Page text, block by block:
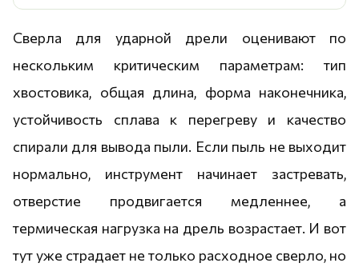
Сверла для ударной дрели оценивают по
нескольким критическим параметрам: тип
хвостовика, общая длина, форма наконечника,
устойчивость сплава к перегреву и качество
спирали для вывода пыли. Если пыль не выходит
нормально, инструмент начинает застревать,
отверстие продвигается медленнее, а
термическая нагрузка на дрель возрастает. И вот
тут уже страдает не только расходное сверло, но